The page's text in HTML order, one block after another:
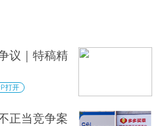
议｜特稿精
打开
正当竞争案